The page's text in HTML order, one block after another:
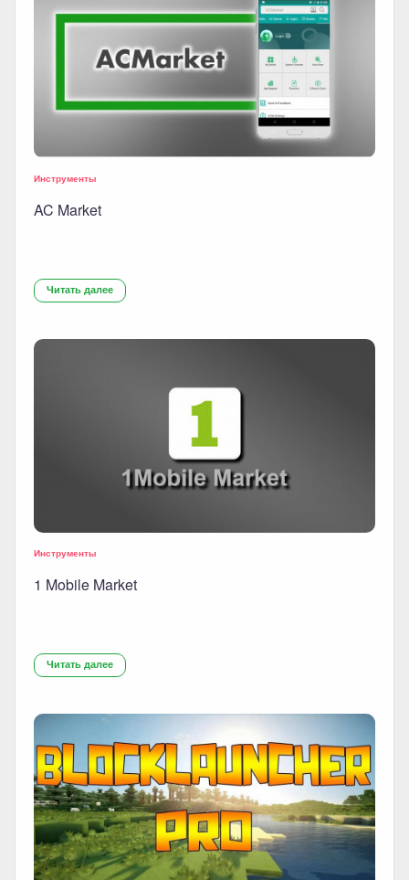
Инструменты
AC Market
Читать далее
Инструменты
1 Mobile Market
Читать далее